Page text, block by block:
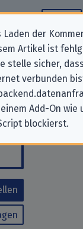
Laden der
Artikel ist
stelle sicher,
verbunden
Add-On wie
blockierst.